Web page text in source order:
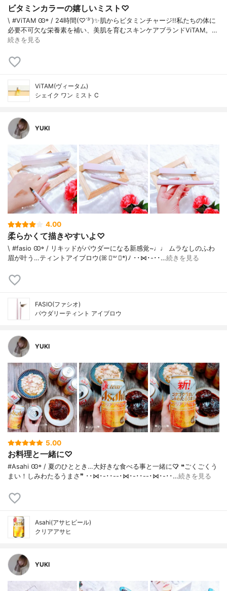
ビタミンカラーの嬉しいミスト♡
\ #ViTAM Ꙭ꙳ / 24時間(♡˙³˙)✨肌からビタミンチャージ!!私たちの体に
必要不可欠な栄養素を補い、美肌を育むスキンケアブランドViTAM。…
続きを見る
ViTAM(ヴィータム)
シェイク ワン ミスト C
YUKI
4.00
柔らかくて描きやすいよ♡
\ #fasio Ꙭ꙳ / リキッドがパウダーになる新感覚~♩♩ ムラなしのふわ
眉が叶う…ティントアイブロウ(ꕤ ॑꒳ ॑*)ﾉ ･･⋈･-･･…続きを見る
FASIO(ファシオ)
パウダリーティント アイブロウ
YUKI
5.00
お料理と一緒に♡
#Asahi Ꙭ꙳ / 夏のひととき…大好きな食べる事と一緒に♡̷̷ ❝ごくごくう
まい！しみわたるうまさ❞ ･･⋈･-･･--･⋈･-･･--･⋈･-･･…続きを見る
Asahi(アサヒビール)
クリアアサヒ
YUKI